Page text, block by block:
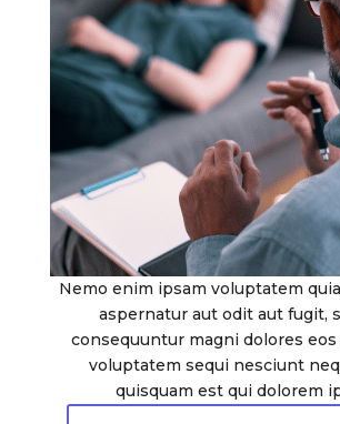
Nemo enim ipsam voluptatem
aspernatur aut odit aut fugit,
consequuntur magni dolores
voluptatem sequi nesciunt
quisquam est qui dolorem